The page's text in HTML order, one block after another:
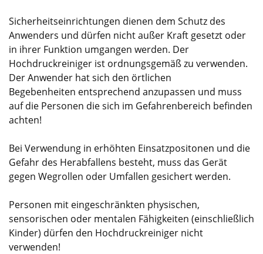
Sicherheitseinrichtungen dienen dem Schutz des
Anwenders und dürfen nicht außer Kraft gesetzt oder
in ihrer Funktion umgangen werden. Der
Hochdruckreiniger ist ordnungsgemäß zu verwenden.
Der Anwender hat sich den örtlichen
Begebenheiten entsprechend anzupassen und muss
auf die Personen die sich im Gefahrenbereich befinden
achten!
Bei Verwendung in erhöhten Einsatzpositonen und die
Gefahr des Herabfallens besteht, muss das Gerät
gegen Wegrollen oder Umfallen gesichert werden.
Personen mit eingeschränkten physischen,
sensorischen oder mentalen Fähigkeiten (einschließlich
Kinder) dürfen den Hochdruckreiniger nicht
verwenden!